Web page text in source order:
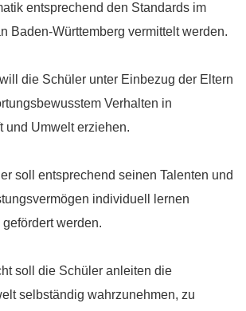
entsprechend den Standards im
Baden-Württemberg vermittelt werden.
die Schüler unter Einbezug der Eltern
Verhalten in
und Umwelt erziehen.
soll entsprechend seinen Talenten und
individuell lernen
werden.
soll die Schüler anleiten die
selbständig wahrzunehmen, zu